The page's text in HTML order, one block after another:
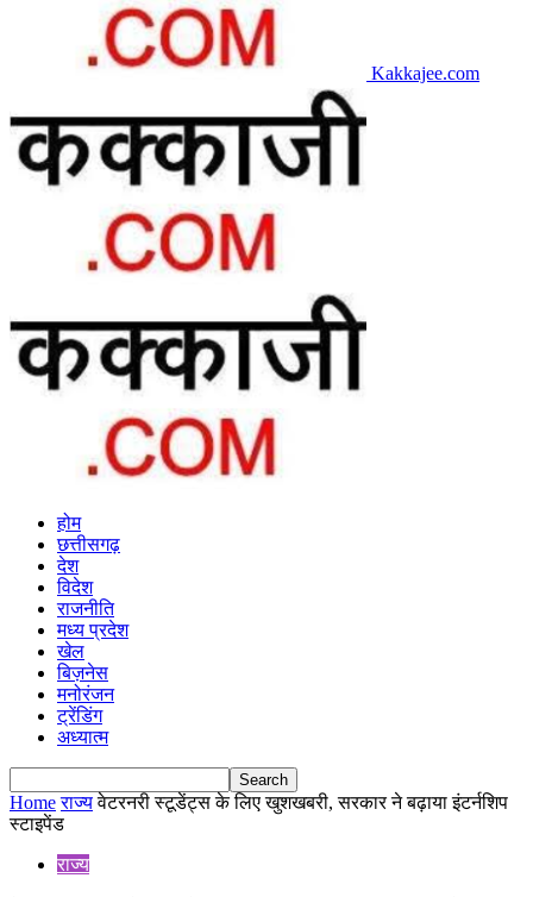
Kakkajee.com
होम
छत्तीसगढ़
देश
विदेश
राजनीति
मध्य प्रदेश
खेल
बिज़नेस
मनोरंजन
ट्रेंडिंग
अध्यात्म
Home राज्य वेटरनरी स्टूडेंट्स के लिए खुशखबरी, सरकार ने बढ़ाया इंटर्नशिप
स्टाइपेंड
राज्य